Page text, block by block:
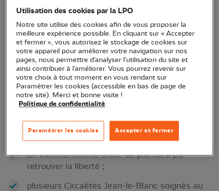
année consécutive, la barre des 3 000 animaux
accueillis. Les canicules précoces du début de l’été
ont entrainé l’arrivée massive de martinets noirs,
nous contraignant à suspendre temporairement
leur accueil, faute de place et de bénévoles
disponibles pour assurer leur nourrissage.
Malgré ces contraintes, l’année 2025 a été
marquée de belles réussites, illustrant pleinement
Parmi elles :
un Vautour moine, criblé de plomb, a pu
retrouver la liberté ;
plusieurs Circaètes Jean-le-Blanc soignés au
Utilisation des cookies par la LPO
Notre site utilise des cookies afin de vous proposer la
meilleure expérience possible. En cliquant sur « Accepter
et fermer », vous autorisez le stockage de cookies sur
votre appareil pour améliorer votre navigation sur nos
pages, nous permettre d’analyser l’utilisation du site et
ainsi contribuer à l’améliorer. Vous pourrez revenir sur
votre choix à tout moment en vous rendant sur
Paramétrer les cookies (accessible en bas de page de
notre site). Merci et bonne visite !
Politique de confidentialité
Accepter et fermer
Paramétrer les cookies